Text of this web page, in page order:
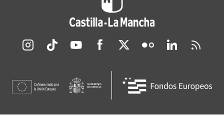
Redes sociales JCCM